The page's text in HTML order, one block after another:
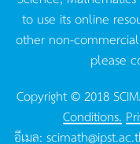
to use its online
other non-
please
Copyright © 2018
Conditions.
อีเมล: